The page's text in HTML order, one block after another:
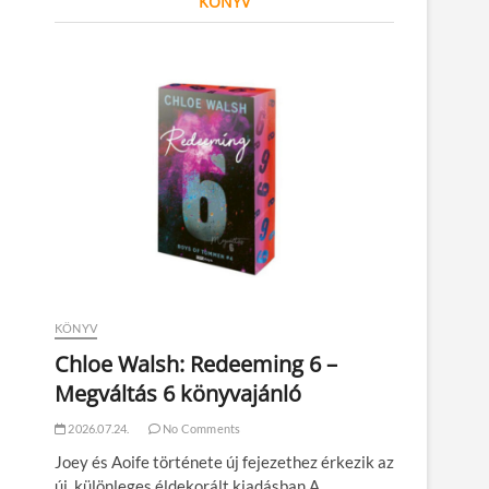
KÖNYV
Chloe Walsh: Redeeming 6 –
Megváltás 6 könyvajánló
2026.07.24. No Comments
Joey és Aoife története új fejezethez érkezik az